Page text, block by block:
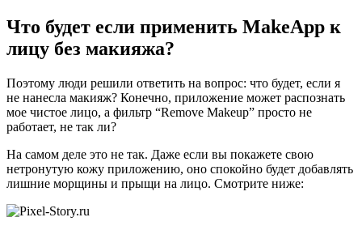
Что будет если применить MakeApp к
лицу без макияжа?
Поэтому люди решили ответить на вопрос: что будет, если я
не нанесла макияж? Конечно, приложение может распознать
мое чистое лицо, а фильтр “Remove Makeup” просто не
работает, не так ли?
На самом деле это не так. Даже если вы покажете свою
нетронутую кожу приложению, оно спокойно будет добавлять
лишние морщины и прыщи на лицо. Смотрите ниже: